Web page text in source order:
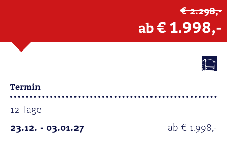
€ 2.298,-
ab€ 1.998,-
Termin
12 Tage
23.12. - 03.01.27
ab € 1.998,-